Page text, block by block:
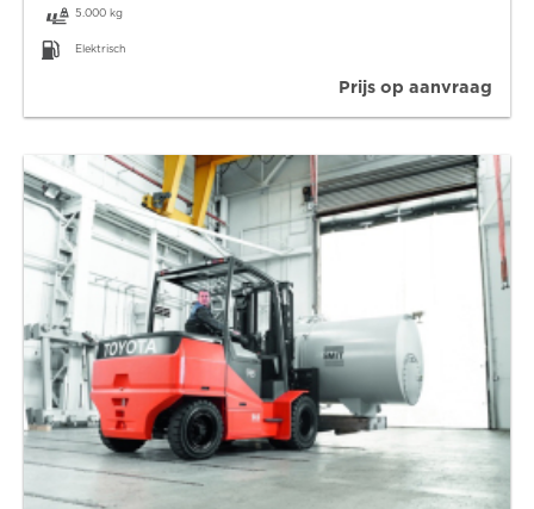
5.000 kg
Elektrisch
Prijs op aanvraag